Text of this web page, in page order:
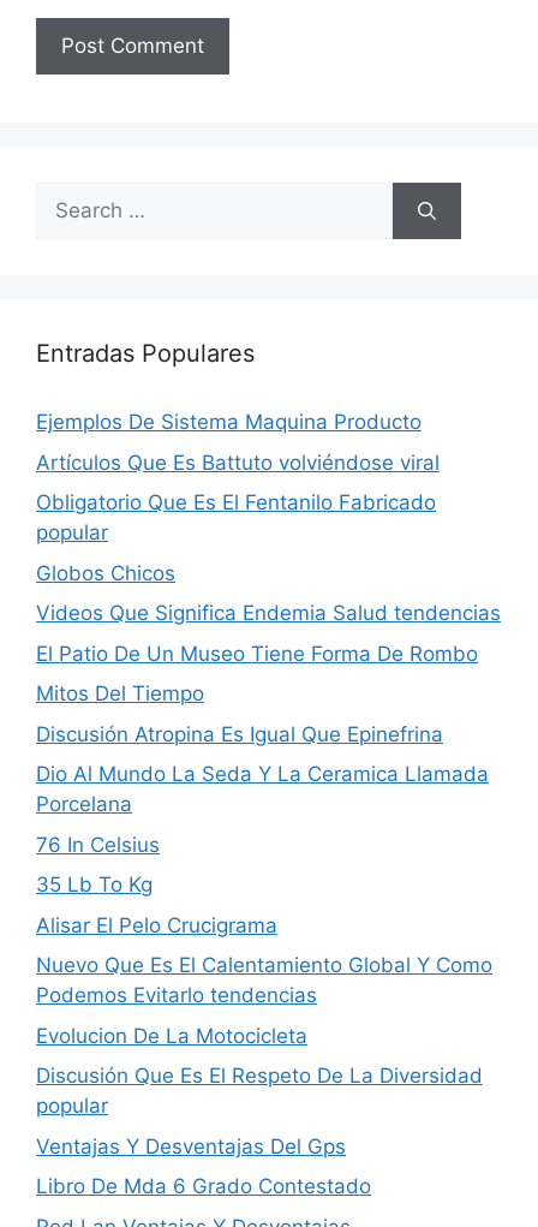
Search
for:
Entradas Populares
Ejemplos De Sistema Maquina Producto
Artículos Que Es Battuto volviéndose viral
Obligatorio Que Es El Fentanilo Fabricado
popular
Globos Chicos
Videos Que Significa Endemia Salud tendencias
El Patio De Un Museo Tiene Forma De Rombo
Mitos Del Tiempo
Discusión Atropina Es Igual Que Epinefrina
Dio Al Mundo La Seda Y La Ceramica Llamada
Porcelana
76 In Celsius
35 Lb To Kg
Alisar El Pelo Crucigrama
Nuevo Que Es El Calentamiento Global Y Como
Podemos Evitarlo tendencias
Evolucion De La Motocicleta
Discusión Que Es El Respeto De La Diversidad
popular
Ventajas Y Desventajas Del Gps
Libro De Mda 6 Grado Contestado